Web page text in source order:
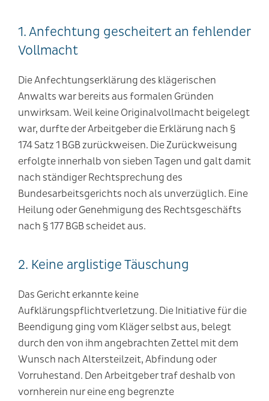
1. Anfechtung gescheitert an fehlender
Vollmacht
Die Anfechtungserklärung des klägerischen
Anwalts war bereits aus formalen Gründen
unwirksam. Weil keine Originalvollmacht beigelegt
war, durfte der Arbeitgeber die Erklärung nach §
174 Satz 1 BGB zurückweisen. Die Zurückweisung
erfolgte innerhalb von sieben Tagen und galt damit
nach ständiger Rechtsprechung des
Bundesarbeitsgerichts noch als unverzüglich. Eine
Heilung oder Genehmigung des Rechtsgeschäfts
nach § 177 BGB scheidet aus.
2. Keine arglistige Täuschung
Das Gericht erkannte keine
Aufklärungspflichtverletzung. Die Initiative für die
Beendigung ging vom Kläger selbst aus, belegt
durch den von ihm angebrachten Zettel mit dem
Wunsch nach Altersteilzeit, Abfindung oder
Vorruhestand. Den Arbeitgeber traf deshalb von
vornherein nur eine eng begrenzte